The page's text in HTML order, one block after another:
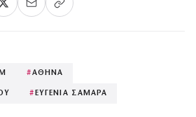
#ΑΘΗΝΑ
# ΕΥΓΕΝΙΑ ΣΑΜΑΡΑ